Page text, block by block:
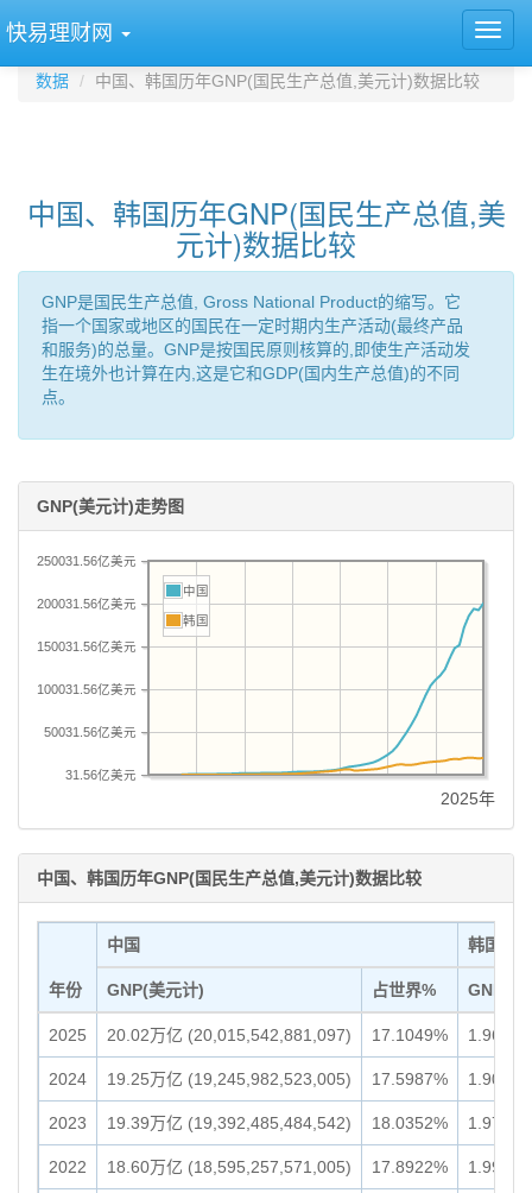
快易理财网
数据 中国、韩国历年GNP(国民生产总值,美元计)数据比较
中国、韩国历年GNP(国民生产总值,美
元计)数据比较
GNP是国民生产总值, Gross National Product的缩写。它
指一个国家或地区的国民在一定时期内生产活动(最终产品
和服务)的总量。GNP是按国民原则核算的,即使生产活动发
生在境外也计算在内,这是它和GDP(国内生产总值)的不同
点。
GNP(美元计)走势图
31.56亿美元
50031.56亿美元
100031.56亿美元
150031.56亿美元
200031.56亿美元
250031.56亿美元
中国
韩国
2025年
中国、韩国历年GNP(国民生产总值,美元计)数据比较
年份
中国 韩国
GNP(美元计) 占世界% GNP(美
2025 20.02万亿 (20,015,542,881,097) 17.1049% 1.96万
2024 19.25万亿 (19,245,982,523,005) 17.5987% 1.90万
2023 19.39万亿 (19,392,485,484,542) 18.0352% 1.97万
2022 18.60万亿 (18,595,257,571,005) 17.8922% 1.99万